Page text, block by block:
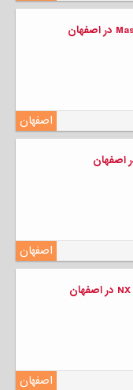
اصفهان
اصفهان
اصفهان